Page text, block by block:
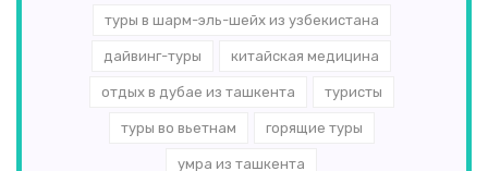
туры в шарм-эль-шейх из узбекистана
дайвинг-туры китайская медицина
отдых в дубае из ташкента туристы
туры во вьетнам горящие туры
умра из ташкента